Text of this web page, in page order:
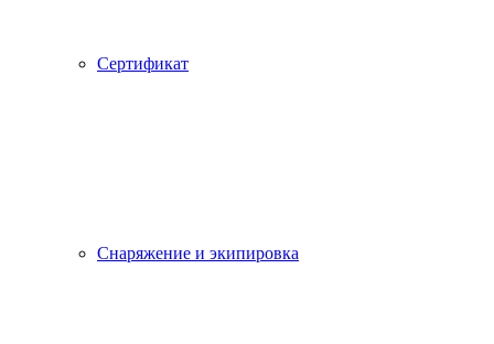
Сертификат
Снаряжение и экипировка